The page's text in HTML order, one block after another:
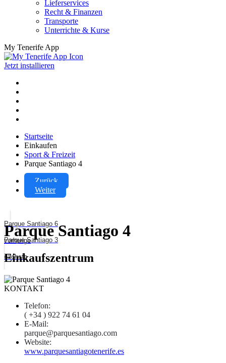
Lieferservices
Recht & Finanzen
Transporte
Unterrichte & Kurse
My Tenerife App
Jetzt installieren
Startseite
Einkaufen
Sport & Freizeit
Parque Santiago 4
Zurück
Weiter
Parque Santiago 6
vorherige
Parque Santiago 3
nächste
Parque Santiago 4
Einkaufszentrum
KONTAKT
Telefon:
( +34 ) 922 74 61 04
E-Mail:
parque@parquesantiago.com
Website:
www.parquesantiagotenerife.es